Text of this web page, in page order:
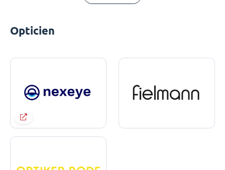
Opticien